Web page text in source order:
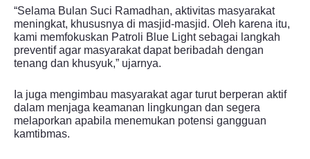
“Selama Bulan Suci Ramadhan, aktivitas masyarakat
meningkat, khususnya di masjid-masjid. Oleh karena itu,
kami memfokuskan Patroli Blue Light sebagai langkah
preventif agar masyarakat dapat beribadah dengan
tenang dan khusyuk,” ujarnya.
Ia juga mengimbau masyarakat agar turut berperan aktif
dalam menjaga keamanan lingkungan dan segera
melaporkan apabila menemukan potensi gangguan
kamtibmas.